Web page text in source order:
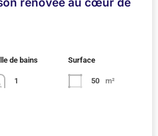
rénovée au cœur de
de bains
1
Surface
50 m²